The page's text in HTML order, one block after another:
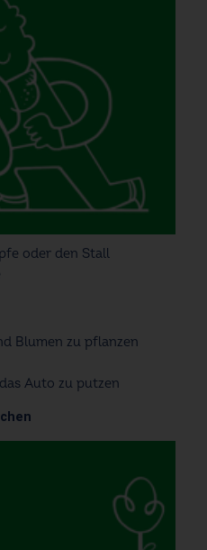
oder den Stall
Blumen zu pflanzen
Auto zu putzen